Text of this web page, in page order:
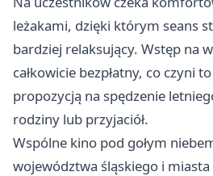
leżakami, dzięki którym seans
bardziej relaksujący. Wstęp na
całkowicie bezpłatny, co czyni
propozycją na spędzenie
rodziny lub przyjaciół.
Wspólne kino pod gołym
województwa śląskiego i miasta